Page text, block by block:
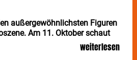
außergewöhnlichsten Figuren
Am 11. Oktober schaut
Producerin aus Kopenhagen
weiterlesen